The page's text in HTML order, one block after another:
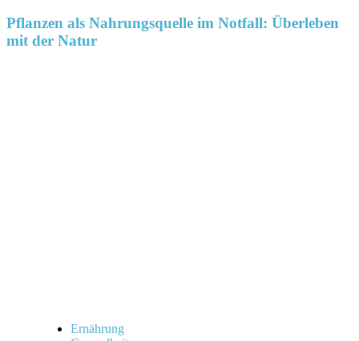
Pflanzen als Nahrungsquelle im Notfall: Überleben
mit der Natur
Ernährung